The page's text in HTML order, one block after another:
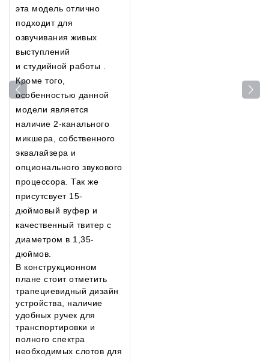
эта модель отлично
подходит для
озвучивания живых
выступлений
и студийной работы .
Кроме того,
особенностью данной
модели является
наличие 2-канального
микшера, собственного
эквалайзера и
опционального звукового
процессора. Так же
присутсвует 15-
дюймовый вуфер и
качественный твитер с
диаметром в 1,35-
дюймов.
В конструкционном
плане стоит отметить
трапециевидный дизайн
устройства, наличие
удобных ручек для
транспортировки и
полного спектра
необходимых слотов для